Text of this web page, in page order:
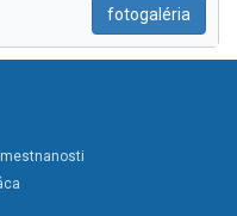
fotogaléria